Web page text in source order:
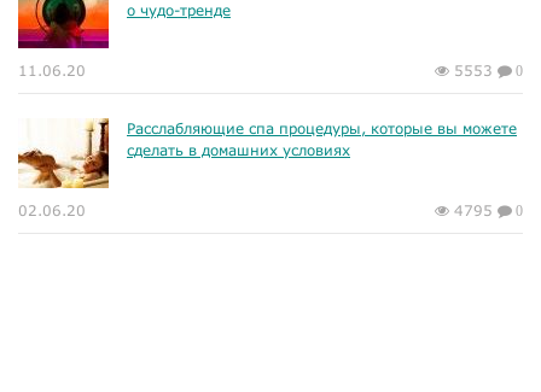
о чудо-тренде
11.06.20 5553 0
​Расслабляющие спа процедуры, которые вы можете
сделать в домашних условиях
02.06.20 4795 0